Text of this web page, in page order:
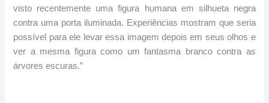
visto recentemente uma figura humana em silhueta negra
contra uma porta iluminada. Experiências mostram que seria
possível para ele levar essa imagem depois em seus olhos e
ver a mesma figura como um fantasma branco contra as
árvores escuras.”